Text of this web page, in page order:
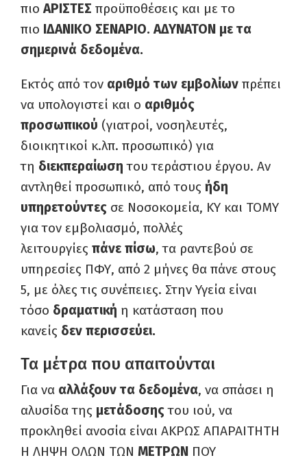
πιο ΑΡΙΣΤΕΣ προϋποθέσεις και με το
πιο ΙΔΑΝΙΚΟ ΣΕΝΑΡΙΟ. ΑΔΥΝΑΤΟΝ με τα
σημερινά δεδομένα.
Εκτός από τον αριθμό των εμβολίων πρέπει
να υπολογιστεί και ο αριθμός
προσωπικού (γιατροί, νοσηλευτές,
διοικητικοί κ.λπ. προσωπικό) για
τη διεκπεραίωση του τεράστιου έργου. Αν
αντληθεί προσωπικό, από τους ήδη
υπηρετούντες σε Νοσοκομεία, ΚΥ και ΤΟΜΥ
για τον εμβολιασμό, πολλές
λειτουργίες πάνε πίσω, τα ραντεβού σε
υπηρεσίες ΠΦΥ, από 2 μήνες θα πάνε στους
5, με όλες τις συνέπειες. Στην Υγεία είναι
τόσο δραματική η κατάσταση που
κανείς δεν περισσεύει.
Τα μέτρα που απαιτούνται
Για να αλλάξουν τα δεδομένα, να σπάσει η
αλυσίδα της μετάδοσηςτου ιού, να
προκληθεί ανοσία είναι ΑΚΡΩΣ ΑΠΑΡΑΙΤΗΤΗ
Η ΛΗΨΗ ΟΛΩΝ ΤΩΝ ΜΕΤΡΩΝ ΠΟΥ